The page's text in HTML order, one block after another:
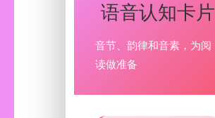
语音认知卡片
音节、韵律和音素，为阅
读做准备